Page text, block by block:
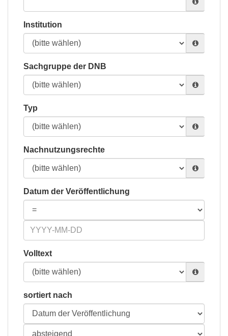
Institution
Sachgruppe der DNB
Typ
Nachnutzungsrechte
Datum der Veröffentlichung
Volltext
sortiert nach